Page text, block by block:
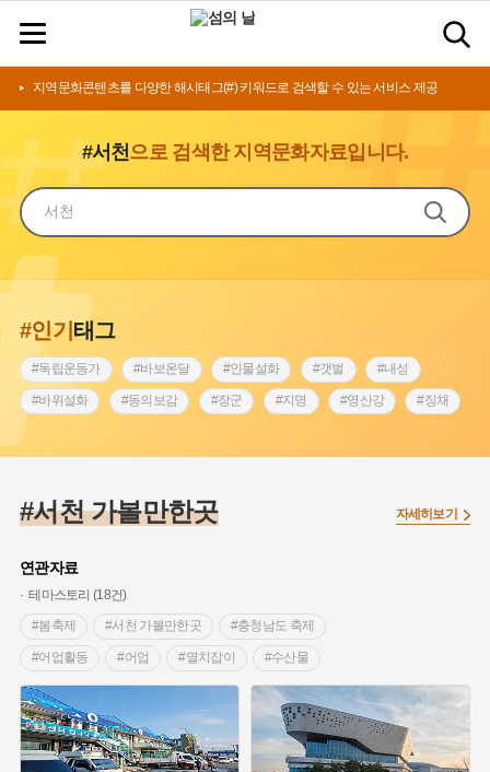
지역문화콘텐츠를 다양한 해시태그(#) 키워드로 검색할 수 있는 서비스 제공
#서천으로 검색한 지역문화자료입니다.
#인기태그
#독립운동가 #바보온달 #인물설화 #갯벌 #내성
#바위설화 #동의보감 #장군 #지명 #영산강 #징채
#인천 #외성 #허준 #낙성대
#황해도
#조선역사 #대한애국부인회
#왕건 #전라남도 지명유래 #목민관 #강감찬
#온라인 생활사박물관 #강동구 #제주도설화
#여성독립운동가 #조선시대 문신 #3.1운동 #애민
#김마리아 #여성 독립운동가 #28독립선언 #온달
#문화유산 #노원구 #마을 #전설 #박물관
#서천 가볼만한곳
연관자료
테마스토리 (18건)
#봄축제
#서천 가볼만한곳 #충청남도 축제
#어업활동 #어업 #멸치잡이 #수산물
#충청남도 전통시장 #친구와함께 #해양테마파크
#포구 #어구 #생선요리 #고기잡이
#문화공간 #미곡창고 #마을 #상점
자세히보기